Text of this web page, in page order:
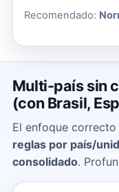
Recomendado:
Multi-país sin
(con Brasil,
El enfoque correcto
reglas por país/
consolidado.